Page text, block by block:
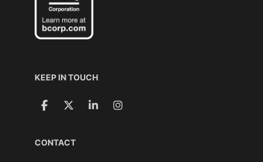
KEEP IN TOUCH
CONTACT